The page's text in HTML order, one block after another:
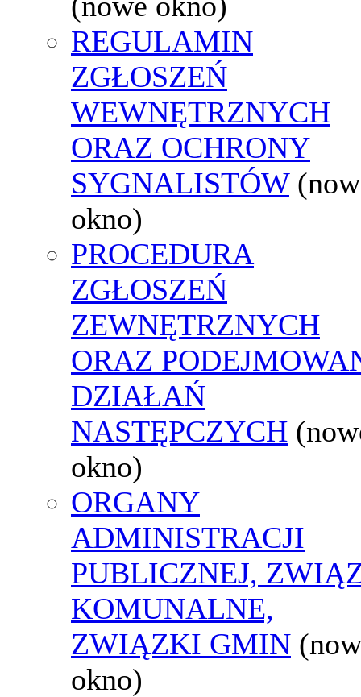
REGULAMIN
ZGŁOSZEŃ
WEWNĘTRZNYCH
ORAZ OCHRONY
SYGNALISTÓW
okno)
PROCEDURA
ZGŁOSZEŃ
ZEWNĘTRZNYCH
ORAZ
DZIAŁAŃ
NASTĘPCZYCH
okno)
ORGANY
ADMINISTRACJI
PUBLICZNEJ,
KOMUNALNE,
ZWIĄZKI GMIN
okno)